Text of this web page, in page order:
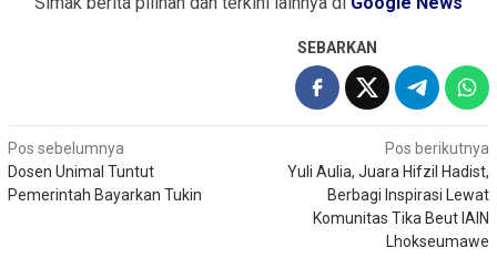
SEBARKAN
Navigasi
pos
Pos sebelumnya
Dosen Unimal Tuntut
Pemerintah Bayarkan Tukin
Pos berikutnya
Yuli Aulia, Juara Hifzil Hadist,
Berbagi Inspirasi Lewat
Komunitas Tika Beut IAIN
Lhokseumawe